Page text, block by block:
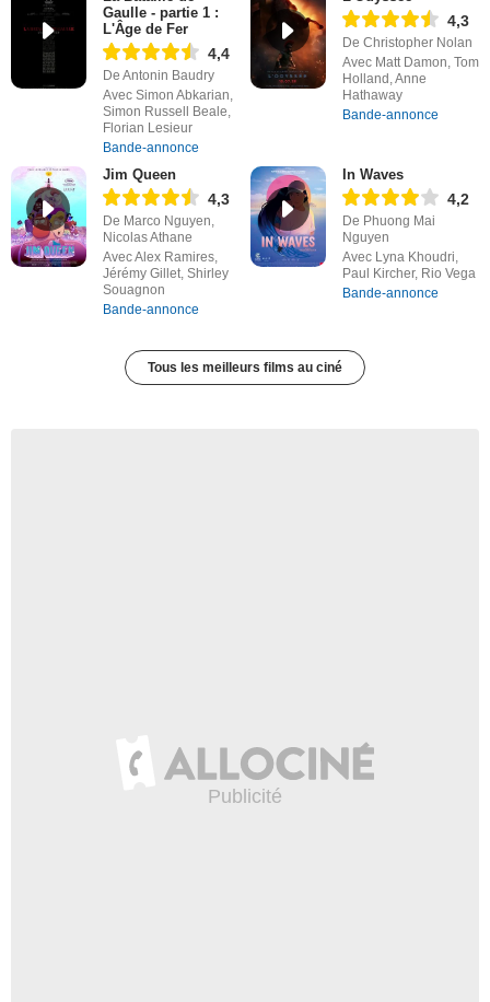
Gaulle - partie 1 :
L'Âge de Fer
4,4
De Antonin Baudry
Avec Simon Abkarian,
Simon Russell Beale,
Florian Lesieur
Bande-annonce
4,3
De Christopher Nolan
Avec Matt Damon, Tom
Holland, Anne
Hathaway
Bande-annonce
Jim Queen
4,3
De Marco Nguyen,
Nicolas Athane
Avec Alex Ramires,
Jérémy Gillet, Shirley
Souagnon
Bande-annonce
In Waves
4,2
De Phuong Mai
Nguyen
Avec Lyna Khoudri,
Paul Kircher, Rio Vega
Bande-annonce
Tous les meilleurs films au ciné